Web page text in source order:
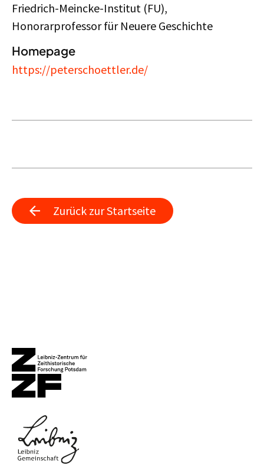
Friedrich-Meincke-Institut (FU),
Honorarprofessor für Neuere Geschichte
Homepage
https://peterschoettler.de/
Zurück zur Startseite